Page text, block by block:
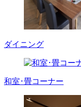
ダイニング
和室･畳コーナー